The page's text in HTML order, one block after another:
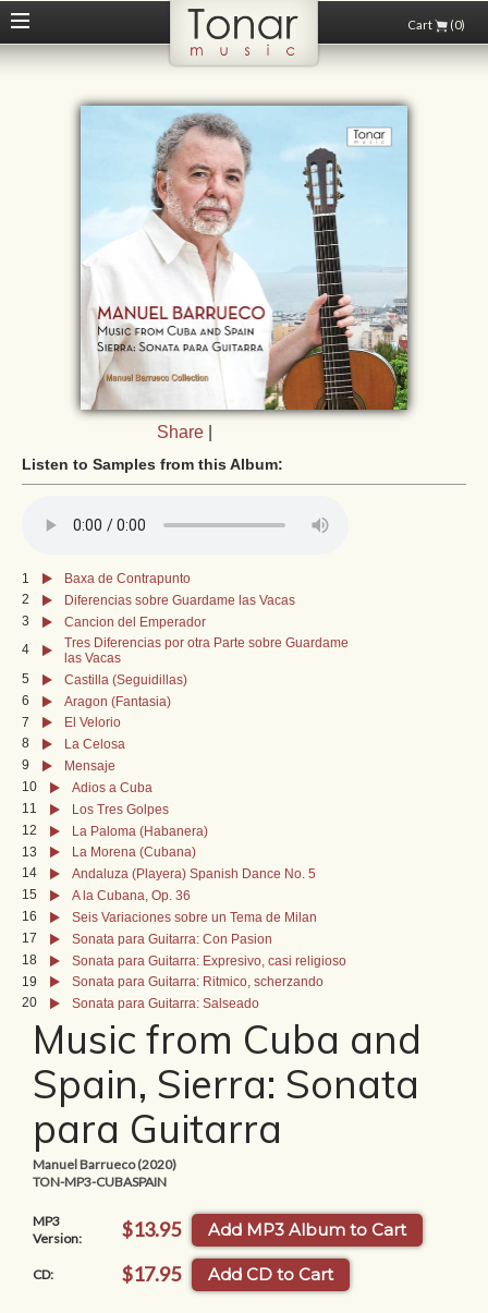
Share
Listen to Samples from this Album:
1
Baxa de Contrapunto
2
Diferencias sobre Guardame las Vacas
3
Cancion del Emperador
4
Tres Diferencias por otra Parte sobre Guardame
las Vacas
5
Castilla (Seguidillas)
6
Aragon (Fantasia)
7
El Velorio
8
La Celosa
9
Mensaje
10
Adios a Cuba
11
Los Tres Golpes
12
La Paloma (Habanera)
13
La Morena (Cubana)
14
Andaluza (Playera) Spanish Dance No. 5
15
A la Cubana, Op. 36
16
Seis Variaciones sobre un Tema de Milan
17
Sonata para Guitarra: Con Pasion
18
Sonata para Guitarra: Expresivo, casi religioso
19
Sonata para Guitarra: Ritmico, scherzando
20
Sonata para Guitarra: Salseado
Music from Cuba and
Spain, Sierra: Sonata
para Guitarra
Manuel Barrueco (2020)
TON-MP3-CUBASPAIN
MP3
Version:
$13.95 Add MP3 Album to Cart
CD: $17.95 Add CD to Cart
Cart (0)